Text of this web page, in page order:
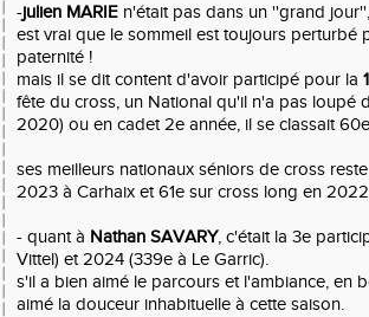
-julien MARIE n'était pas dans un ''grand
est vrai que le sommeil est toujours perturbé
paternité !
mais il se dit content d'avoir participé pour la
fête du cross, un National qu'il n'a pas loupé
2020) ou en cadet 2e année, il se classait
ses meilleurs nationaux séniors de cross
2023 à Carhaix et 61e sur cross long en
- quant à Nathan SAVARY, c'était la 3e
Vittel) et 2024 (339e à Le Garric).
s'il a bien aimé le parcours et l'ambiance, en
aimé la douceur inhabituelle à cette saison.